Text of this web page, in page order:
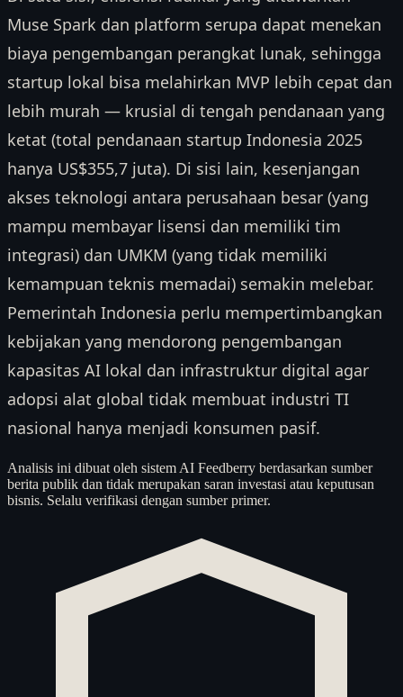
Muse Spark dan platform serupa dapat menekan
biaya pengembangan perangkat lunak, sehingga
startup lokal bisa melahirkan MVP lebih cepat dan
lebih murah — krusial di tengah pendanaan yang
ketat (total pendanaan startup Indonesia 2025
hanya US$355,7 juta). Di sisi lain, kesenjangan
akses teknologi antara perusahaan besar (yang
mampu membayar lisensi dan memiliki tim
integrasi) dan UMKM (yang tidak memiliki
kemampuan teknis memadai) semakin melebar.
Pemerintah Indonesia perlu mempertimbangkan
kebijakan yang mendorong pengembangan
kapasitas AI lokal dan infrastruktur digital agar
adopsi alat global tidak membuat industri TI
nasional hanya menjadi konsumen pasif.
Analisis ini dibuat oleh sistem AI Feedberry berdasarkan sumber
berita publik dan tidak merupakan saran investasi atau keputusan
bisnis. Selalu verifikasi dengan sumber primer.